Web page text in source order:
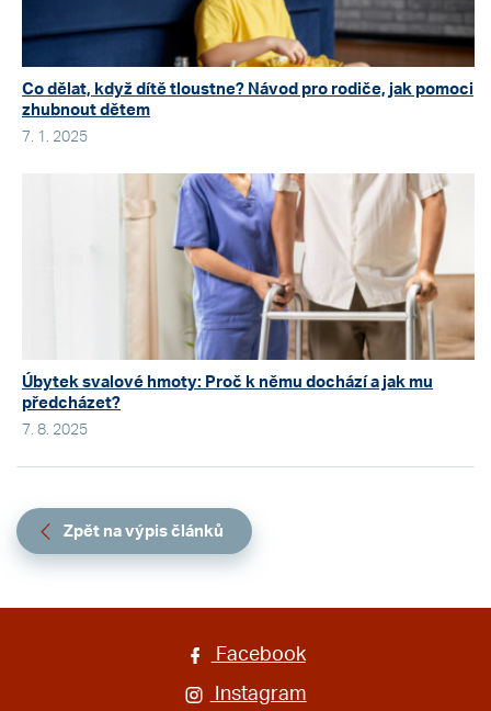
Co dělat, když dítě tloustne? Návod pro rodiče, jak pomoci
zhubnout dětem
7. 1. 2025
Úbytek svalové hmoty: Proč k němu dochází a jak mu
předcházet?
7. 8. 2025
Zpět na výpis článků
Facebook
Instagram